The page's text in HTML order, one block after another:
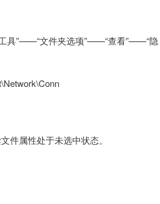
工具”——“文件夹选项”——“查看”——“隐
件属性处于未选中状态。